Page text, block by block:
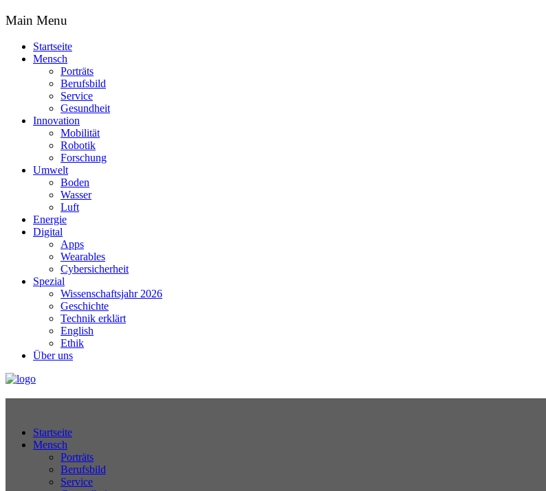
Main Menu
Startseite
Mensch
Porträts
Berufsbild
Service
Gesundheit
Innovation
Mobilität
Robotik
Forschung
Umwelt
Boden
Wasser
Luft
Energie
Digital
Apps
Wearables
Cybersicherheit
Spezial
Wissenschaftsjahr 2026
Geschichte
Technik erklärt
English
Ethik
Über uns
Startseite
Mensch
Porträts
Berufsbild
Service